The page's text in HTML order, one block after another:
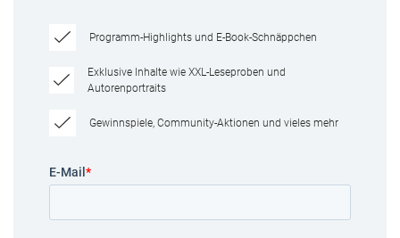
Programm-Highlights und E-Book-Schnäppchen
Exklusive Inhalte wie XXL-Leseproben und
Autorenportraits
Gewinnspiele, Community-Aktionen und vieles mehr
E-Mail *